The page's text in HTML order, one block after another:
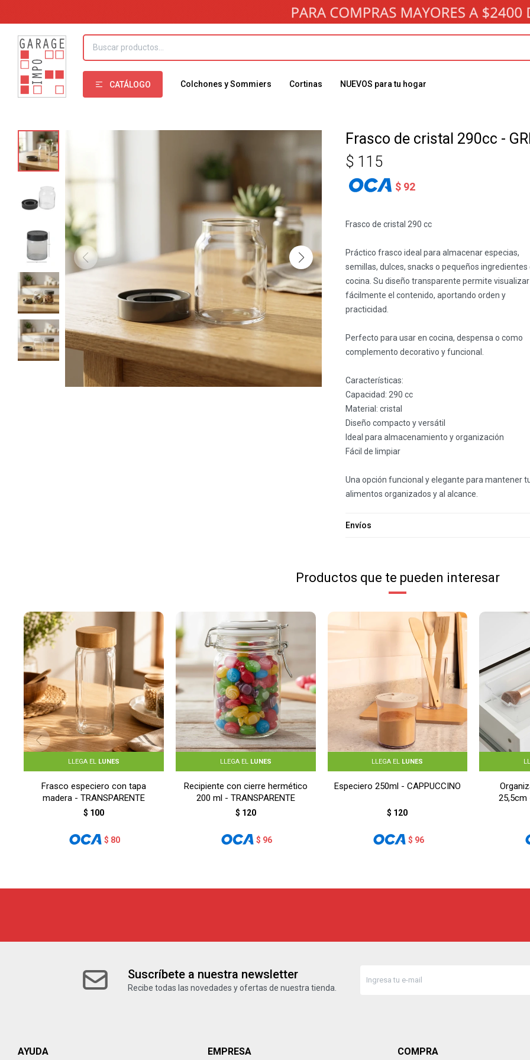
CATÁLOGO Colchones y Sommiers Cortinas NUEVOS para tu hogar
Frasco de cristal 290cc -
$ 115
$ 92
Frasco de cristal 290 cc
Práctico frasco ideal para almacenar especias,
semillas, dulces, snacks o pequeños ingredientes
cocina. Su diseño transparente permite visualizar
fácilmente el contenido, aportando orden y
practicidad.
Perfecto para usar en cocina, despensa o como
complemento decorativo y funcional.
Características:
Capacidad: 290 cc
Material: cristal
Diseño compacto y versátil
Ideal para almacenamiento y organización
Fácil de limpiar
Una opción funcional y elegante para mantener
alimentos organizados y al alcance.
Envíos
Productos que te pueden interesar
LLEGA EL LUNES
Frasco especiero con tapa
madera - TRANSPARENTE
$ 100
$ 80
LLEGA EL LUNES
Recipiente con cierre hermético
200 ml - TRANSPARENTE
$ 120
$ 96
LLEGA EL LUNES
Especiero 250ml - CAPPUCCINO
$ 120
$ 96
25,5cm
Suscríbete a nuestra newsletter
Recibe todas las novedades y ofertas de nuestra tienda.
AYUDA EMPRESA COMPRA